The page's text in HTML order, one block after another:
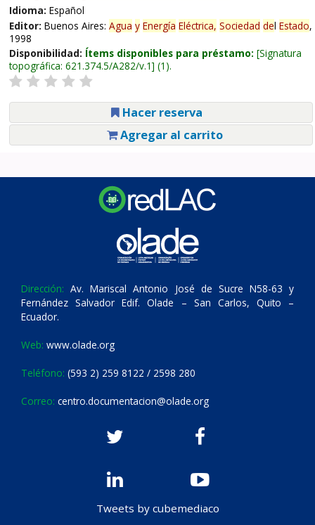
Idioma: Español
Editor: Buenos Aires: Agua y Energía Eléctrica, Sociedad del Estado,
1998
Disponibilidad: Ítems disponibles para préstamo: Signatura
topográfica: 621.374.5/A282/v.1 (1).
Hacer reserva
Agregar al carrito
Dirección: Av. Mariscal Antonio José de Sucre N58-63 y
Fernández Salvador Edif. Olade – San Carlos, Quito –
Ecuador.
Web: www.olade.org
Teléfono: (593 2) 259 8122 / 2598 280
Correo: centro.documentacion@olade.org
Tweets by cubemediaco